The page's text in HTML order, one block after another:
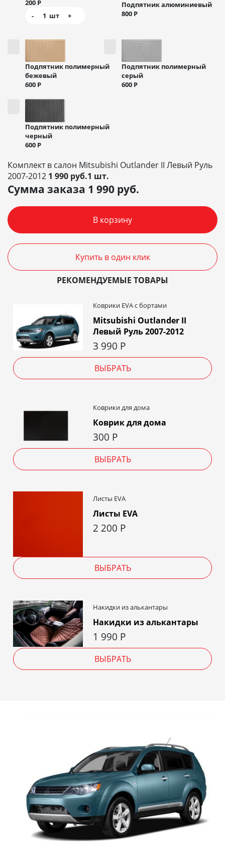
200 Р
-
1 шт +
Подпятник алюминиевый
800 Р
Подпятник полимерный
бежевый
600 Р
Подпятник полимерный
серый
600 Р
Подпятник полимерный
черный
600 Р
Комплект в салон Mitsubishi Outlander II Левый Руль
2007-2012 1 990 руб.1 шт.
Сумма заказа 1 990 руб.
В корзину
Купить в один клик
РЕКОМЕНДУЕМЫЕ ТОВАРЫ
Коврики EVA c бортами
Mitsubishi Outlander II
Левый Руль 2007-2012
3 990 Р
ВЫБРАТЬ
Коврики для дома
Коврик для дома
300 Р
ВЫБРАТЬ
Листы EVA
Листы EVA
2 200 Р
ВЫБРАТЬ
Накидки из алькантары
Накидки из алькантары
1 990 Р
ВЫБРАТЬ